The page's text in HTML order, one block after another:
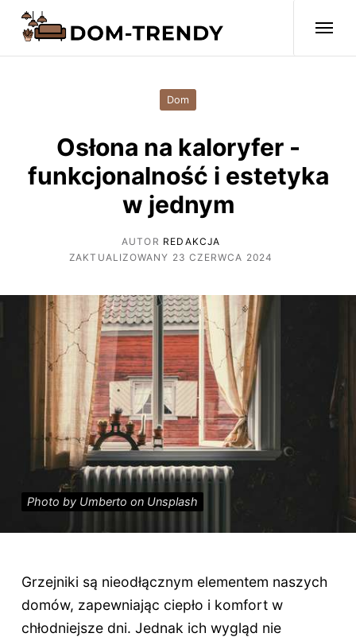
Dom
Osłona na kaloryfer -
funkcjonalność i estetyka
w jednym
AUTOR REDAKCJA
ZAKTUALIZOWANY 23 CZERWCA 2024
Photo by Umberto on Unsplash
Grzejniki są nieodłącznym elementem naszych
domów, zapewniając ciepło i komfort w
chłodniejsze dni. Jednak ich wygląd nie